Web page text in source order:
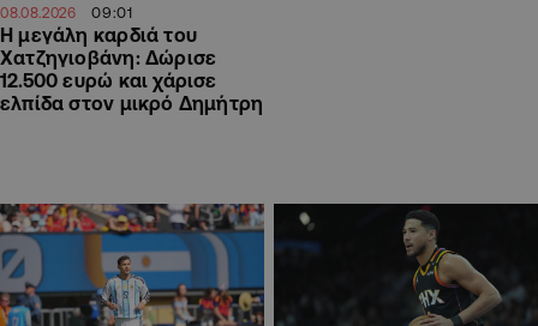
08.08.2026 09:01
Η μεγάλη καρδιά του
Χατζηγιοβάνη: Δώρισε
12.500 ευρώ και χάρισε
ελπίδα στον μικρό Δημήτρη